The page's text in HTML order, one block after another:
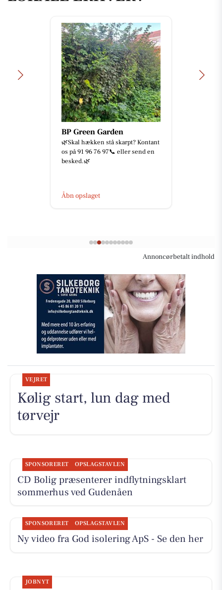
BP Green Garden
🌿Skal hækken stå skarpt? Kontant
os på 91 96 76 97📞 eller send en
besked.🌿
Åbn opslaget
Annoncørbetalt indhold
VEJRET
Kølig start, lun dag med
tørvejr
SPONSORERET OPSLAGSTAVLEN
CD Bolig præsenterer indflytningsklart
sommerhus ved Gudenåen
SPONSORERET OPSLAGSTAVLEN
Ny video fra God isolering ApS - Se den her
JOBNYT